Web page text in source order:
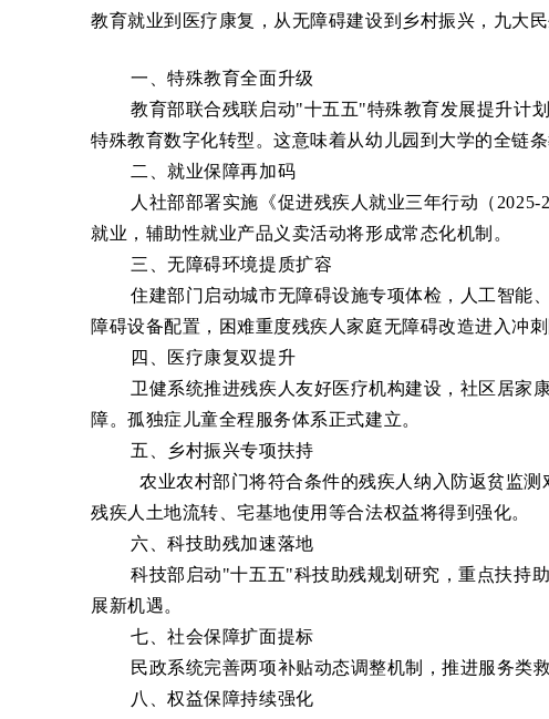
教育就业到医疗康复，从无障碍建设到乡村振兴，九大
一、特殊教育全面升级
教育部联合残联启动"十五五"特殊教育发展提升计划
特殊教育数字化转型。这意味着从幼儿园到大学的全链条
二、就业保障再加码
人社部部署实施《促进残疾人就业三年行动（2025-
就业，辅助性就业产品义卖活动将形成常态化机制。
三、无障碍环境提质扩容
住建部门启动城市无障碍设施专项体检，人工智能、
障碍设备配置，困难重度残疾人家庭无障碍改造进入冲刺
四、医疗康复双提升
卫健系统推进残疾人友好医疗机构建设，社区居家康
障。孤独症儿童全程服务体系正式建立。
五、乡村振兴专项扶持
农业农村部门将符合条件的残疾人纳入防返贫监
残疾人土地流转、宅基地使用等合法权益将得到强化。
六、科技助残加速落地
科技部启动"十五五"科技助残规划研究，重点扶持助
展新机遇。
七、社会保障扩面提标
民政系统完善两项补贴动态调整机制，推进服务类救
八、权益保障持续强化